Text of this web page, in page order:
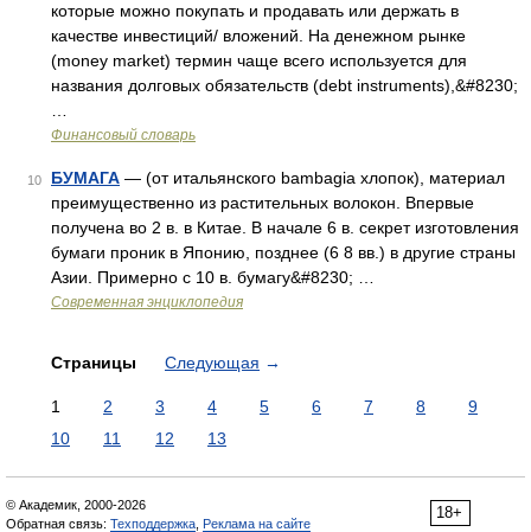
которые можно покупать и продавать или держать в
качестве инвестиций/ вложений. На денежном рынке
(money market) термин чаще всего используется для
названия долговых обязательств (debt instruments),&#8230;
Финансовый словарь
10 БУМАГА — (от итальянского bambagia хлопок), материал
преимущественно из растительных волокон. Впервые
получена во 2 в. в Китае. В начале 6 в. секрет изготовления
бумаги проник в Японию, позднее (6 8 вв.) в другие страны
Азии. Примерно с 10 в. бумагу&#8230; …
Современная энциклопедия
Страницы Следующая →
1 2 3 4 5 6 7 8
9
10
11 12 13
18+
© Академик, 2000-2026
Обратная связь: Техподдержка Реклама на сайте